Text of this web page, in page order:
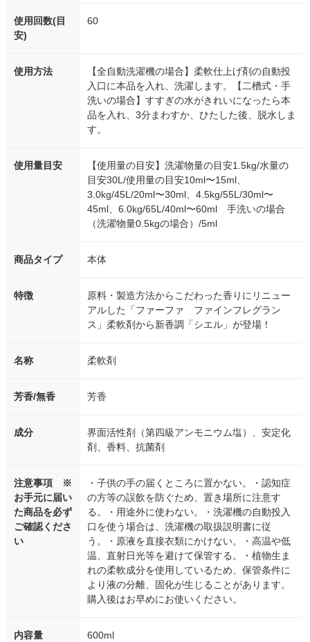
使用回数(目
安)
60
使用方法
【全自動洗濯機の場合】柔軟仕上げ剤の自動投
入口に本品を入れ、洗濯します。【二槽式・手
洗いの場合】すすぎの水がきれいになったら本
品を入れ、3分まわすか、ひたした後、脱水しま
す。
使用量目安
【使用量の目安】洗濯物量の目安1.5kg/水量の
目安30L/使用量の目安10ml〜15ml、
3.0kg/45L/20ml〜30ml、4.5kg/55L/30ml〜
45ml、6.0kg/65L/40ml〜60ml 手洗いの場合
（洗濯物量0.5kgの場合）/5ml
商品タイプ 本体
特徴
原料・製造方法からこだわった香りにリニュー
アルした「ファーファ ファインフレグラン
ス」柔軟剤から新香調「シエル」が登場！
名称 柔軟剤
芳香/無香 芳香
成分
界面活性剤（第四級アンモニウム塩）、安定化
剤、香料、抗菌剤
注意事項 ※
お手元に届い
た商品を必ず
ご確認くださ
い
・子供の手の届くところに置かない。・認知症
の方等の誤飲を防ぐため、置き場所に注意す
る。・用途外に使わない。・洗濯機の自動投入
口を使う場合は、洗濯機の取扱説明書に従
う。・原液を直接衣類にかけない。・高温や低
温、直射日光等を避けて保管する。・植物生ま
れの柔軟成分を使用しているため、保管条件に
より液の分離、固化が生じることがあります。
購入後はお早めにお使いください。
内容量 600ml